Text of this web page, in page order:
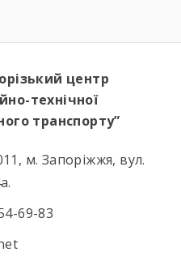
професійного […]
центр
технічної
транспорту”
м. Запоріжжя, вул.
69-83